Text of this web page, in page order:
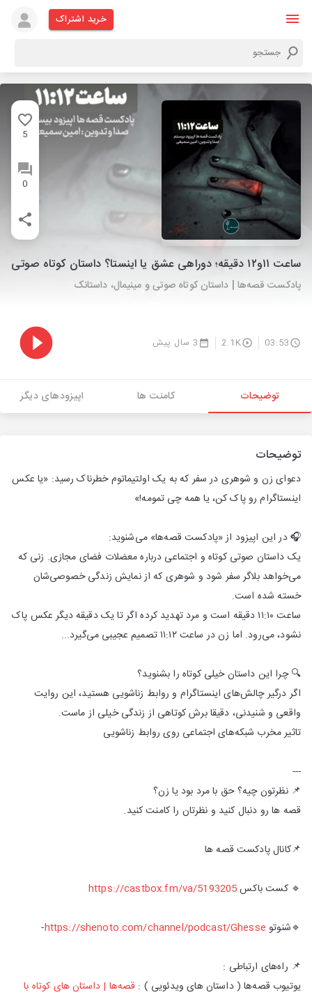
خرید اشتراک
5
0
ساعت ۱۱و۱۲ دقیقه؛ دوراهی عشق یا اینستا؟ داستان کوتاه صوتی
پادکست قصه‌ها | داستان کوتاه صوتی و مینیمال، داستانک
03:53
2.1K 3 سال پیش
توضیحات کامنت ها اپیزودهای دیگر
توضیحات
دعوای زن و شوهری در سفر که به یک اولتیماتوم خطرناک رسید: «یا عکس
اینستاگرام رو پاک کن، یا همه چی تمومه!»
🎧 در این اپیزود از «پادکست قصه‌ها» می‌شنوید:
یک داستان صوتی کوتاه و اجتماعی درباره معضلات فضای مجازی. زنی که
می‌خواهد بلاگر سفر شود و شوهری که از نمایش زندگی خصوصی‌شان
خسته شده است.
ساعت ۱۱:۱۰ دقیقه است و مرد تهدید کرده اگر تا یک دقیقه دیگر عکس پاک
نشود، می‌رود. اما زن در ساعت ۱۱:۱۲ تصمیم عجیبی می‌گیرد...
🔍 چرا این داستان خیلی کوتاه را بشنوید؟
اگر درگیر چالش‌های اینستاگرام و روابط زناشویی هستید، این روایت
واقعی و شنیدنی، دقیقا برش کوتاهی از زندگی خیلی از ماست.
تاثیر مخرب شبکه‌های اجتماعی روی روابط زناشویی
---
📌 نظرتون چیه؟ حق با مرد بود یا زن؟
قصه ها رو دنبال کنید و نظرتان را کامنت کنید.
📌کانال پادکست قصه ها
🔹 کست باکسhttps://castbox.fm/va/5193205
🔹شنوتو https://shenoto.com/channel/podcast/Ghesse
-
📌 راه‌های ارتباطی :
یوتیوب قصه‌ها ( داستان های ویدئویی ) : قصه‌ها | داستان های‌ کوتاه با